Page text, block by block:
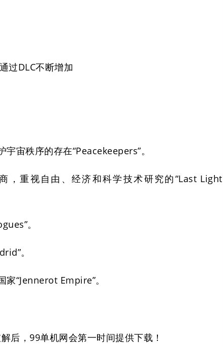
过DLC不断增加
宙秩序的存在“Peacekeepers”。
，重视自由、经济和科学技术研究的“Last Light
。
。
“Jennerot Empire”。
后，99单机网会第一时间提供下载！